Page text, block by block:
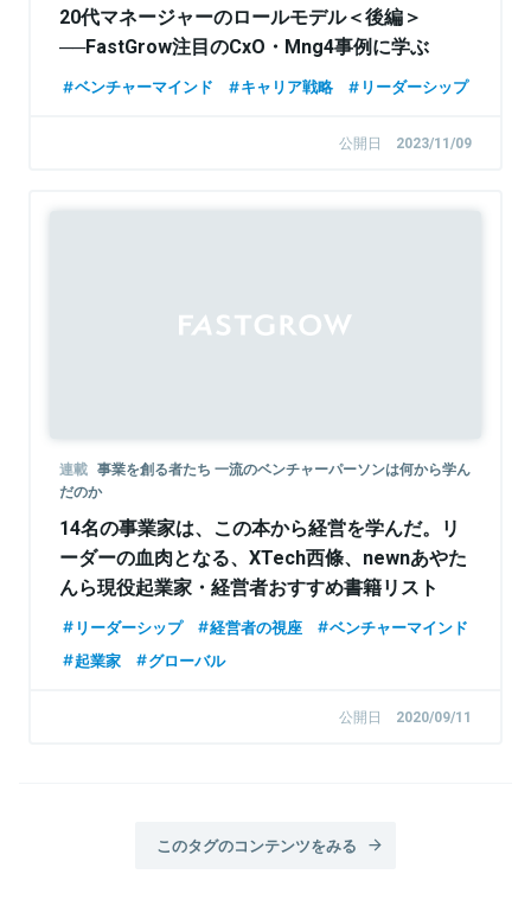
20代マネージャーのロールモデル＜後編＞
──FastGrow注目のCxO・Mng4事例に学ぶ
ベンチャーマインド キャリア戦略 リーダーシップ
公開日 2023/11/09
連載 事業を創る者たち 一流のベンチャーパーソンは何から学ん
だのか
14名の事業家は、この本から経営を学んだ。リ
ーダーの血肉となる、XTech西條、newnあやた
んら現役起業家・経営者おすすめ書籍リスト
リーダーシップ 経営者の視座
ベンチャーマインド
起業家
グローバル
公開日 2020/09/11
このタグのコンテンツをみる